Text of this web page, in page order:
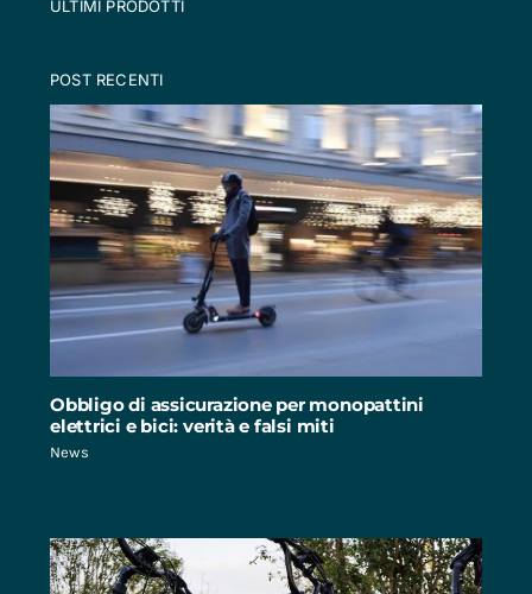
ULTIMI PRODOTTI
POST RECENTI
Obbligo di assicurazione per monopattini
elettrici e bici: verità e falsi miti
News